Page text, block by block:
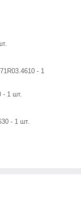
- 1
- 1 шт.
- 1 шт.